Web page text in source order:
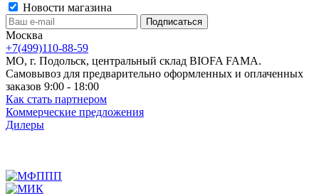
Новости магазина
Москва
+7(499)110-88-59
МО, г. Подольск, центральный склад BIOFA FAMA.
Самовывоз для предварительно оформленных и оплаченных
заказов 9:00 - 18:00
Как стать партнером
Коммерческие предложения
Дилеры